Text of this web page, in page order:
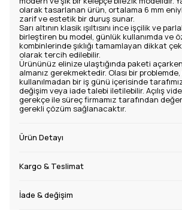
olarak tasarlanan ürün, ortalama 6 mm
zarif ve estetik bir duruş sunar.
Sarı altının klasik ışıltısını ince işçilik ve
birleştiren bu model, günlük kullanımda ve
kombinlerinde şıklığı tamamlayan dikkat
olarak tercih edilebilir.
Ürününüz elinize ulaştığında paketi
almanız gerekmektedir. Olası bir
kullanılmadan bir iş günü içerisinde
değişim veya iade talebi iletilebilir. Açılış
gerekçe ile süreç firmamız tarafından
gerekli çözüm sağlanacaktır.
Ürün Detayı
Kargo & Teslimat
İade & değişim